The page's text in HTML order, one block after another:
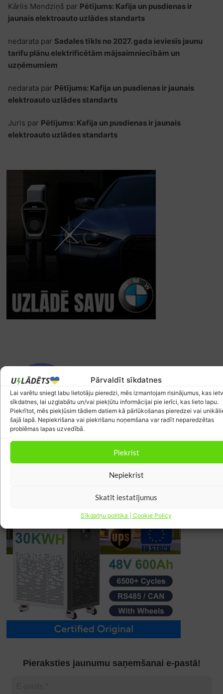
Pārvaldīt sīkdatnes
Lai varētu sniegt labu lietotāju pieredzi, mēs izmantojam risinājumus, kas
sīkdatnes, lai uzglabātu un/vai piekļūtu informācijai pie ierīci, kas lieto lapu.
Piekrītot, mēs piekļūsim tādiem datiem kā pārlūkošanas pieredzei vai
šajā lapā. Nepiekrišana vai piekrišanu noņemšana var radīt neparedzētas
problēmas lapas uzvedībā.
Piekrist
Nepiekrist
Skatīt iestatījumus
Sīkdatņu politika | Cookie Policy
Kārlis Mendziņš par Pētījums: Kafija un pusdienas ir
jaunais elektroauto uzlādes standarts
nedarata par Sadales tīkls no 2027. gada ieviesīs jaunu
tarifu plānu elektrificētām mājsaimniecībām un
uzņēmumiem
nedarata par Pētījums: Kafija un pusdienas ir jaunais
elektroauto uzlādes standarts
Juris par Pētījums: Kafija un pusdienas ir jaunais
elektroauto uzlādes standarts
Pieraksties jaunumu saņemšanai e-pastā!